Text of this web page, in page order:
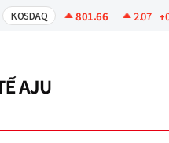
KOSDAQ 801.66 2.07